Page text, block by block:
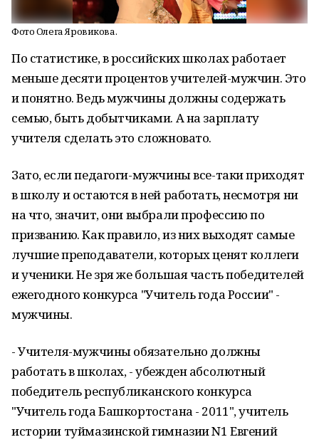
Фото Олега Яровикова.
По статистике, в российских школах работает
меньше десяти процентов учителей-мужчин. Это
и понятно. Ведь мужчины должны содержать
семью, быть добытчиками. А на зарплату
учителя сделать это сложновато.
Зато, если педагоги-мужчины все-таки приходят
в школу и остаются в ней работать, несмотря ни
на что, значит, они выбрали профессию по
призванию. Как правило, из них выходят самые
лучшие преподаватели, которых ценят коллеги
и ученики. Не зря же большая часть победителей
ежегодного конкурса "Учитель года России" -
мужчины.
- Учителя-мужчины обязательно должны
работать в школах, - убежден абсолютный
победитель республиканского конкурса
"Учитель года Башкортостана - 2011", учитель
истории туймазинской гимназии N1 Евгений